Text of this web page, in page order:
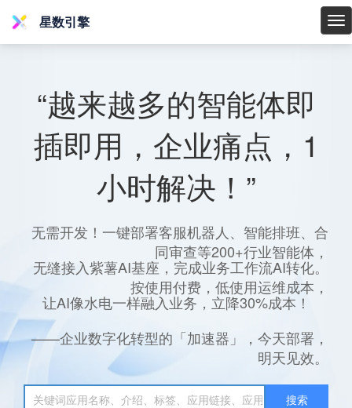
星
星数引擎
“越来越多的智能体即
插即用，企业痛点，1
小时解决！”
无需开发！一键部署客服机器人、智能排班、合
同审查等200+行业智能体，
无缝接入紫薯AI基座，完成业务工作流AI转化。
按使用付费，低使用运维成本，
让AI像水电一样融入业务，立降30%成本！
——企业数字化转型的「加速器」，今天部署，
明天见效。
搜索